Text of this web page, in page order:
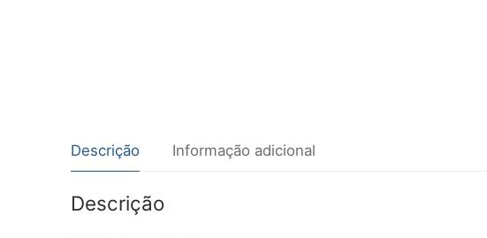
Descrição Informação adicional
Descrição